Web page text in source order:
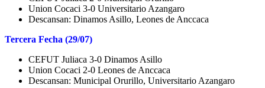
Union Cocaci 3-0 Universitario Azangaro
Descansan: Dinamos Asillo, Leones de Anccaca
Tercera Fecha (29/07)
CEFUT Juliaca 3-0 Dinamos Asillo
Union Cocaci 2-0 Leones de Anccaca
Descansan: Municipal Orurillo, Universitario Azangaro